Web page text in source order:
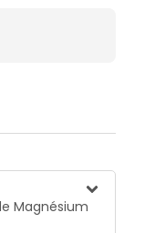
Magnésium